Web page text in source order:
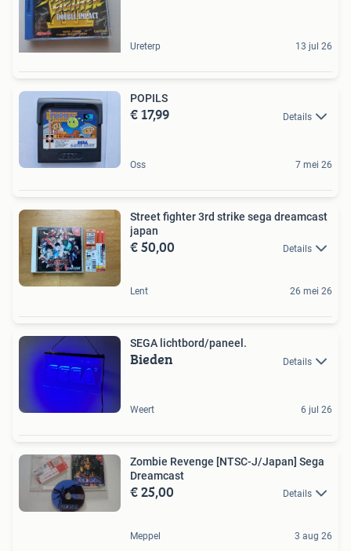
Ureterp 13 jul 26
POPILS
€ 17,99 Details
Oss 7 mei 26
Street fighter 3rd strike sega dreamcast
japan
€ 50,00 Details
Lent 26 mei 26
SEGA lichtbord/paneel.
Bieden Details
Weert 6 jul 26
Zombie Revenge [NTSC-J/Japan] Sega
Dreamcast
€ 25,00 Details
Meppel 3 aug 26